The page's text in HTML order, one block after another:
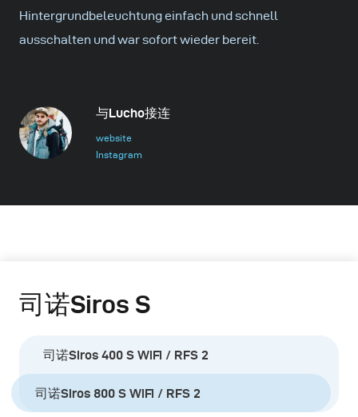
Hintergrundbeleuchtung einfach und schnell
ausschalten und war sofort wieder bereit.
与Lucho接连
website
Instagram
司诺Siros S
司诺Siros 400 S WiFi / RFS 2
司诺Siros 800 S WiFi / RFS 2